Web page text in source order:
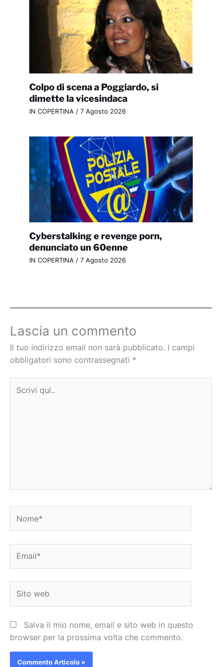
Colpo di scena a Poggiardo, si
dimette la vicesindaca
IN COPERTINA/ 7 Agosto 2026
Cyberstalking e revenge porn,
denunciato un 60enne
IN COPERTINA/ 7 Agosto 2026
Lascia un commento
Il tuo indirizzo email non sarà pubblicato. I campi
obbligatori sono contrassegnati *
qui..
web
Salva il mio nome, email e sito web in questo
browser per la prossima volta che commento.